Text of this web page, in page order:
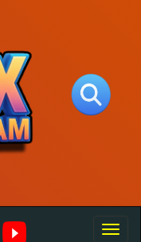
Toggle